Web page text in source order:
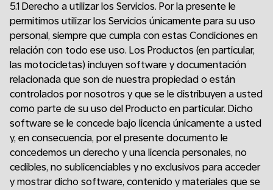
5.1 Derecho a utilizar los Servicios. Por la presente le
permitimos utilizar los Servicios únicamente para su uso
personal, siempre que cumpla con estas Condiciones en
relación con todo ese uso. Los Productos (en particular,
las motocicletas) incluyen software y documentación
relacionada que son de nuestra propiedad o están
controlados por nosotros y que se le distribuyen a usted
como parte de su uso del Producto en particular. Dicho
software se le concede bajo licencia únicamente a usted
y, en consecuencia, por el presente documento le
concedemos un derecho y una licencia personales, no
cedibles, no sublicenciables y no exclusivos para acceder
y mostrar dicho software, contenido y materiales que se